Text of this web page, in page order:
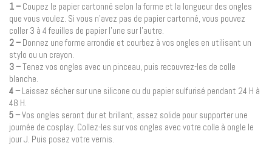
1 – Coupez le papier cartonné selon la forme et la longueur des ongles
que vous voulez. Si vous n’avez pas de papier cartonné, vous pouvez
coller 3 à 4 feuilles de papier l’une sur l’autre.
2 – Donnez une forme arrondie et courbez à vos ongles en utilisant un
stylo ou un crayon.
3 –Tenez vos ongles avec un pinceau, puis recouvrez-les de colle
blanche.
4 – Laissez sécher sur une silicone ou du papier sulfurisé pendant 24 H à
48 H.
5 –Vos ongles seront dur et brillant, assez solide pour supporter une
journée de cosplay. Collez-les sur vos ongles avec votre colle à ongle le
jour J. Puis posez votre vernis.